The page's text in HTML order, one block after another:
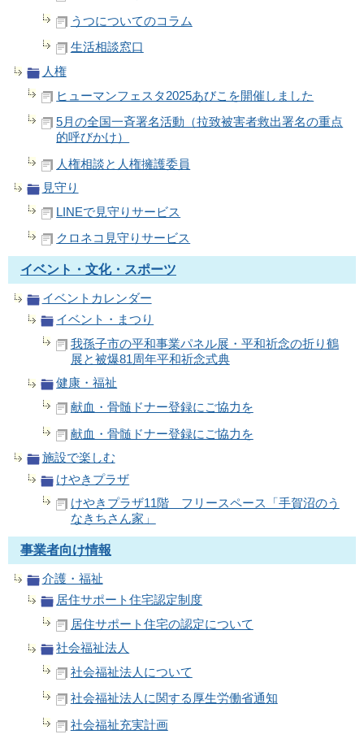
うつについてのコラム
生活相談窓口
人権
ヒューマンフェスタ2025あびこを開催しました
5月の全国一斉署名活動（拉致被害者救出署名の重点
的呼びかけ）
人権相談と人権擁護委員
見守り
LINEで見守りサービス
クロネコ見守りサービス
イベント・文化・スポーツ
イベントカレンダー
イベント・まつり
我孫子市の平和事業パネル展・平和祈念の折り鶴
展と被爆81周年平和祈念式典
健康・福祉
献血・骨髄ドナー登録にご協力を
献血・骨髄ドナー登録にご協力を
施設で楽しむ
けやきプラザ
けやきプラザ11階 フリースペース「手賀沼のう
なきちさん家」
事業者向け情報
介護・福祉
居住サポート住宅認定制度
居住サポート住宅の認定について
社会福祉法人
社会福祉法人について
社会福祉法人に関する厚生労働省通知
社会福祉充実計画